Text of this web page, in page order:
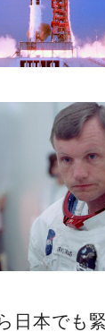
日本でも